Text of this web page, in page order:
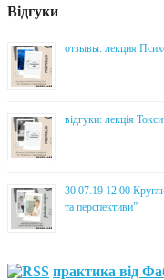
Відгуки
отзывы: лекция
відгуки: лекція
30.07.19 12:00
та перспективи”
практика від